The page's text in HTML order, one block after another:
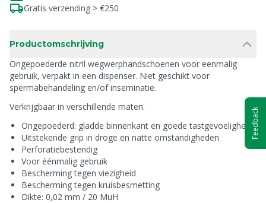
Gratis verzending > €250
Productomschrijving
Ongepoederde nitril wegwerphandschoenen voor eenmalig
gebruik, verpakt in een dispenser. Niet geschikt voor
spermabehandeling en/of inseminatie.
Verkrijgbaar in verschillende maten.
Ongepoederd: gladde binnenkant en goede tastgevoeligheid
Uitstekende grip in droge en natte omstandigheden
Perforatiebestendig
Voor éénmalig gebruik
Bescherming tegen viezigheid
Bescherming tegen kruisbesmetting
Dikte: 0,02 mm / 20 MuH
Feedback